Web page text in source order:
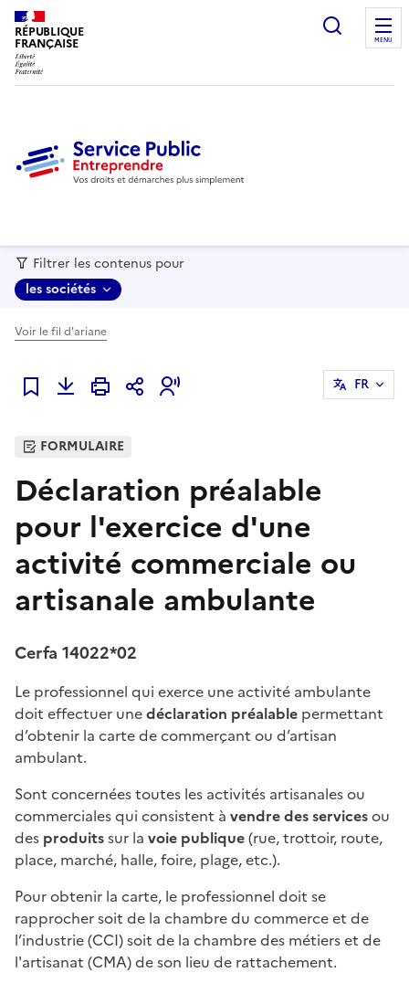
RÉPUBLIQUE
FRANÇAISE MENU
Filtrer les contenus pour
les sociétés
Voir le fil d'ariane
Ajouter à mes favoris
FR
FORMULAIRE
Déclaration préalable
pour l'exercice d'une
activité commerciale ou
artisanale ambulante
Cerfa 14022*02
Le professionnel qui exerce une activité ambulante
doit effectuer unedéclaration préalable permettant
d’obtenir la carte de commerçant ou d’artisan
ambulant.
Sont concernées toutes les activités artisanales ou
commerciales qui consistent à vendre des servicesou
des produitssur la voie publique(rue, trottoir, route,
place, marché, halle, foire, plage, etc.).
Pour obtenir la carte, le professionnel doit se
rapprocher soit de la chambre du commerce et de
l’industrie (CCI) soit de la chambre des métiers et de
l'artisanat (CMA) de son lieu de rattachement.